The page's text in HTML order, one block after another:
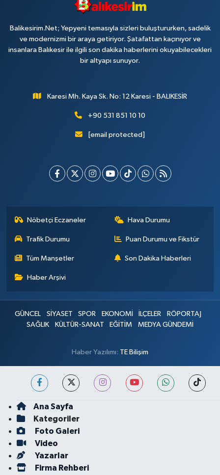
Balikesirim.Net; Yepyeni temasıyla sizleri buluştururken, sadelik
ve modernizmi bir araya getiriyor. Şatafattan kaçınıyor ve
insanlara Balıkesir ile ilgili son dakika haberlerini okuyabilecekleri
bir altyapı sunuyor.
Karesi Mh. Kaya Sk. No: 12 Karesi - BALIKESİR
+90 531 851 10 10
[email protected]
Nöbetçi Eczaneler Hava Durumu
Trafik Durumu Puan Durumu ve Fikstür
Tüm Manşetler Son Dakika Haberleri
Haber Arşivi
GÜNCEL SİYASET SPOR EKONOMİ İLÇELER
RÖPORTAJ
SAĞLIK
KÜLTÜR-SANAT EĞİTİM MEDYA GÜNDEMİ
Haber Yazılımı: TE Bilişim
Ana Sayfa
Kategoriler
Foto Galeri
Video
Yazarlar
Firma Rehberi